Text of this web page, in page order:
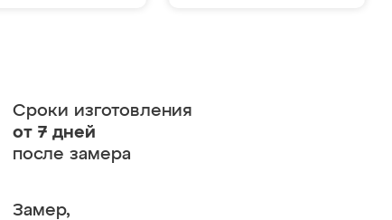
Сроки изготовления
от 7 дней
после замера
Замер,